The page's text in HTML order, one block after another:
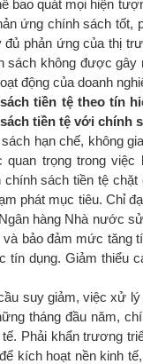
bao quát mọi hiện
ứng chính sách tốt,
đủ phản ứng của thị
sách không được
động của doanh
tiền tệ theo tín
tiền tệ với chính
hạn chế, không
trọng trong việc
sách tiền tệ
phát mục tiêu. Chỉ
hàng Nhà nước
và bảo đảm mức tăng
tín dụng. Giảm thiểu
suy giảm, việc xử
tháng đầu năm,
Phải khẩn trương
kích hoạt nền kinh